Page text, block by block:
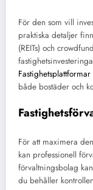
För den som vill
praktiska detaljer
(REITs) och
både bostäder och
För att maximera
kan professionell
förvaltningsbolag
du behåller